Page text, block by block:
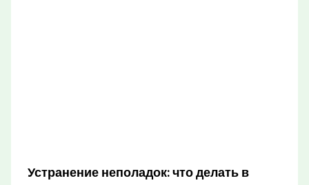
Устранение неполадок: что делать в